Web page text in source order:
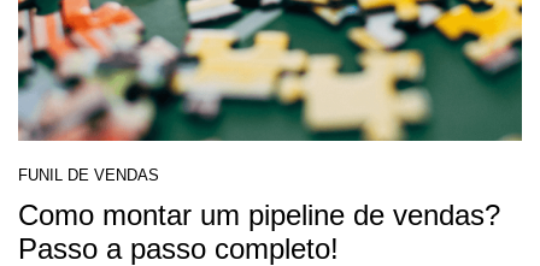
FUNIL DE VENDAS
Como montar um pipeline de vendas?
Passo a passo completo!